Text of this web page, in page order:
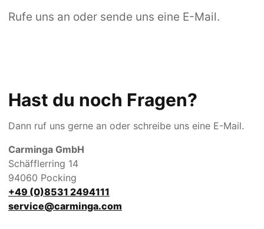
Rufe uns an oder sende uns eine E-Mail.
Hast du noch Fragen?
Dann ruf uns gerne an oder schreibe uns eine E-Mail.
Carminga GmbH
Schäfflerring 14
94060 Pocking
+49 (0)8531 2494111
service@carminga.com